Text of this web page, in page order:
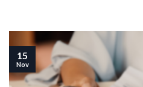
15
Nov